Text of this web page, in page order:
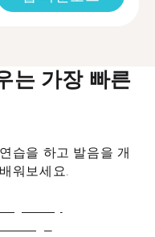
는 가장 빠른
습을 하고 발음을 개
워보세요.